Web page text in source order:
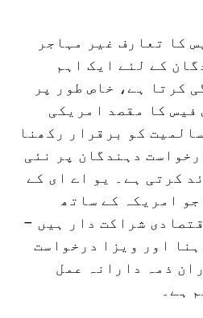
کا تعارف غیر مہاجر
کے لئے ایک اہم
کرتا ہے، خاص طور پر
فیس کا مقصد امریکی
کو برقرار رکھنا
دہندگان پر نئی
کرتی ہے۔ یو اے ای کے
امریکہ کے ساتھ
شراکت دار ہیں –
اور ویزا درخواست
ذمہ دارانہ عمل
ہے۔